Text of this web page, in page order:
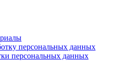
персональных данных
персональных данных